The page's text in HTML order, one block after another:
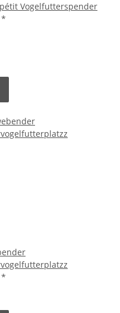
Vogelfutterspender
*
*